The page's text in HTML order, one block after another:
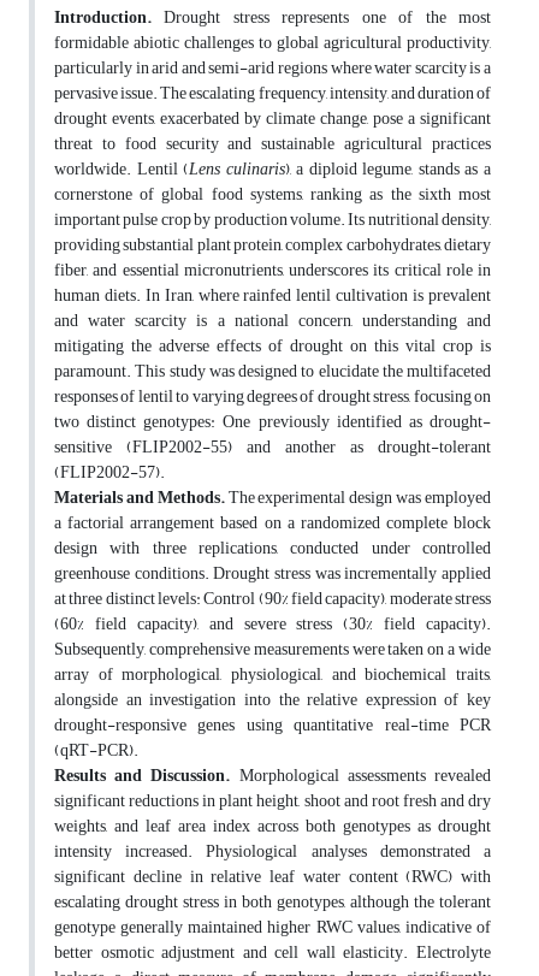
Introduction. Drought stress represents one of the most
formidable abiotic challenges to global agricultural productivity,
particularly in arid and semi-arid regions where water scarcity is a
pervasive issue. The escalating frequency, intensity, and duration of
drought events, exacerbated by climate change, pose a significant
threat to food security and sustainable agricultural practices
worldwide. Lentil (Lens culinaris), a diploid legume, stands as a
cornerstone of global food systems, ranking as the sixth most
important pulse crop by production volume. Its nutritional density,
providing substantial plant protein, complex carbohydrates, dietary
fiber, and essential micronutrients, underscores its critical role in
human diets. In Iran, where rainfed lentil cultivation is prevalent
and water scarcity is a national concern, understanding and
mitigating the adverse effects of drought on this vital crop is
paramount. This study was designed to elucidate the multifaceted
responses of lentil to varying degrees of drought stress, focusing on
two distinct genotypes: One previously identified as drought-
sensitive (FLIP2002-55) and another as drought-tolerant
(FLIP2002-57).
Materials and Methods.The experimental design was employed
a factorial arrangement based on a randomized complete block
design with three replications, conducted under controlled
greenhouse conditions. Drought stress was incrementally applied
at three distinct levels: Control (90% field capacity), moderate stress
(60% field capacity), and severe stress (30% field capacity).
Subsequently, comprehensive measurements were taken on a wide
array of morphological, physiological, and biochemical traits,
alongside an investigation into the relative expression of key
drought-responsive genes using quantitative real-time PCR
(qRT-PCR).
Results and Discussion. Morphological assessments revealed
significant reductions in plant height, shoot and root fresh and dry
weights, and leaf area index across both genotypes as drought
intensity increased. Physiological analyses demonstrated a
significant decline in relative leaf water content (RWC) with
escalating drought stress in both genotypes, although the tolerant
genotype generally maintained higher RWC values, indicative of
better osmotic adjustment and cell wall elasticity. Electrolyte